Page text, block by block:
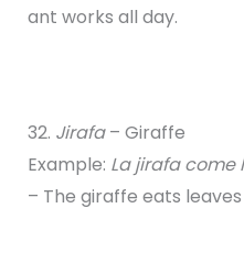
ant works all day.
32. Jirafa– Giraffe
Example: La jirafa come
– The giraffe eats